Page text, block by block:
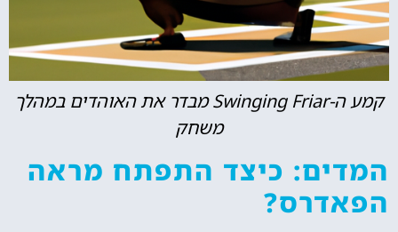
קמע ה-Swinging Friar מבדר את האוהדים במהלך
משחק
המדים: כיצד התפתח מראה
הפאדרס?